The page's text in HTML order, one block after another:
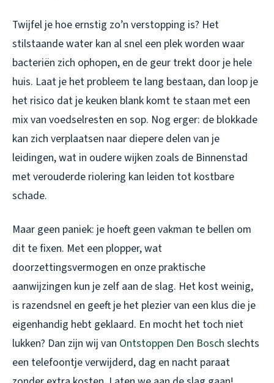
Twijfel je hoe ernstig zo’n verstopping is? Het
stilstaande water kan al snel een plek worden waar
bacteriën zich ophopen, en de geur trekt door je hele
huis. Laat je het probleem te lang bestaan, dan loop je
het risico dat je keuken blank komt te staan met een
mix van voedselresten en sop. Nog erger: de blokkade
kan zich verplaatsen naar diepere delen van je
leidingen, wat in oudere wijken zoals de Binnenstad
met verouderde riolering kan leiden tot kostbare
schade.
Maar geen paniek: je hoeft geen vakman te bellen om
dit te fixen. Met een plopper, wat
doorzettingsvermogen en onze praktische
aanwijzingen kun je zelf aan de slag. Het kost weinig,
is razendsnel en geeft je het plezier van een klus die je
eigenhandig hebt geklaard. En mocht het toch niet
lukken? Dan zijn wij van Ontstoppen Den Bosch slechts
een telefoontje verwijderd, dag en nacht paraat